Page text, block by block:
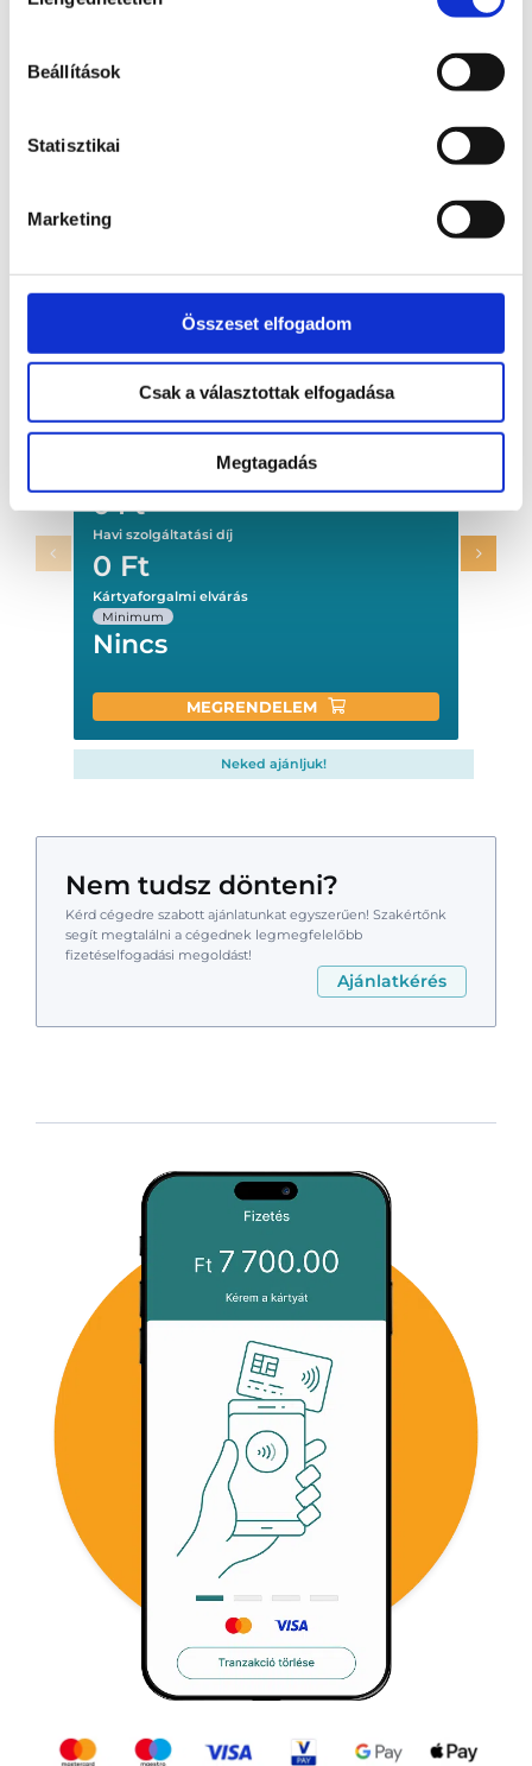
Beállítások
Statisztikai
Marketing
Összeset elfogadom
Csak a választottak elfogadása
Megtagadás
Internetkapcsolat LAN-kábellel
(akku nélkül)
sebességű nyomtató
MiniPay
1.07 %
Minimum tranzakciós díj
0 Ft
Havi szolgáltatási díj
0 Ft
Kártyaforgalmi elvárás
Minimum
Nincs
MEGRENDELEM
Neked ajánljuk!
Nem tudsz dönteni?
Kérd cégedre szabott ajánlatunkat egyszerűen! Szakértőnk
segít megtalálni a cégednek legmegfelelőbb
fizetéselfogadási megoldást!
Ajánlatkérés